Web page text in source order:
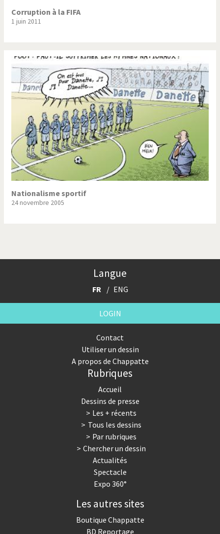
Corruption à la FIFA
1 juin 2011
Nationalisme sportif
24 novembre 2005
Langue
FR ENG
LOGIN
Contact
Utiliser un dessin
A propos de Chappatte
Rubriques
Accueil
Dessins de presse
Les + récents
Tous les dessins
Par rubriques
Chercher un dessin
Actualités
Spectacle
Expo 360°
Les autres sites
Boutique Chappatte
BD Reportage